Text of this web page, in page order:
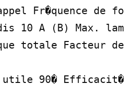
Fr�quence de
10 A (B) Max.
totale Facteur de
utile 90�